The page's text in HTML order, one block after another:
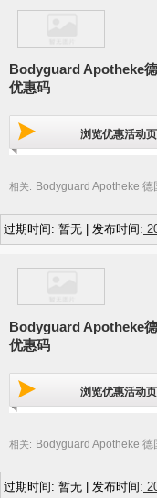
Bodyguard Apotheke
优惠码
浏览优惠活动页
相关: Bodyguard Apotheke
过期时间: 暂无 | 发布时间:
Bodyguard Apotheke
优惠码
浏览优惠活动页
相关: Bodyguard Apotheke
过期时间: 暂无 | 发布时间: